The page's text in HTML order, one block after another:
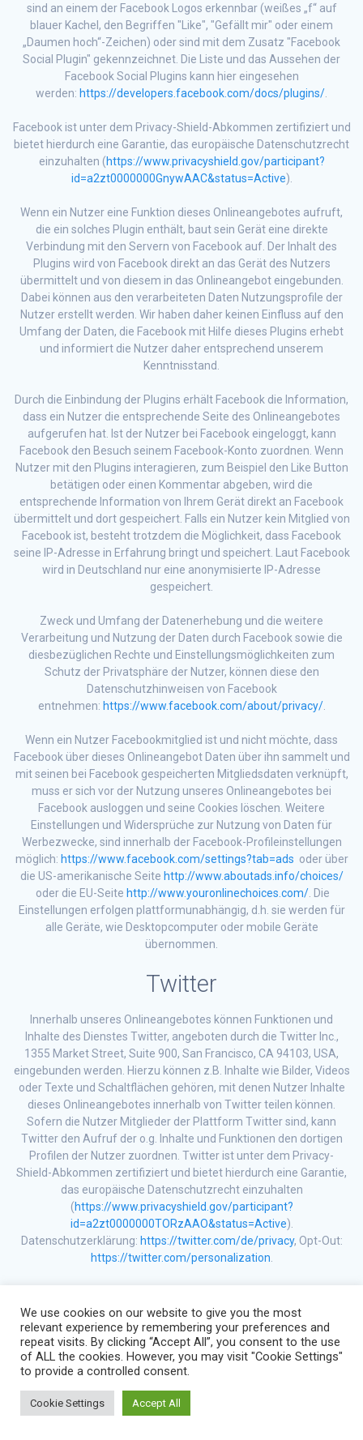
sind an einem der Facebook Logos erkennbar (weißes „f“ auf
blauer Kachel, den Begriffen "Like", "Gefällt mir" oder einem
„Daumen hoch“-Zeichen) oder sind mit dem Zusatz "Facebook
Social Plugin" gekennzeichnet. Die Liste und das Aussehen der
Facebook Social Plugins kann hier eingesehen
werden: https://developers.facebook.com/docs/plugins/
Facebook ist unter dem Privacy-Shield-Abkommen zertifiziert und
bietet hierdurch eine Garantie, das europäische Datenschutzrecht
einzuhalten (https://www.privacyshield.gov/participant?
id=a2zt0000000GnywAAC&status=Active).
Wenn ein Nutzer eine Funktion dieses Onlineangebotes aufruft,
die ein solches Plugin enthält, baut sein Gerät eine direkte
Verbindung mit den Servern von Facebook auf. Der Inhalt des
Plugins wird von Facebook direkt an das Gerät des Nutzers
übermittelt und von diesem in das Onlineangebot eingebunden.
Dabei können aus den verarbeiteten Daten Nutzungsprofile der
Nutzer erstellt werden. Wir haben daher keinen Einfluss auf den
Umfang der Daten, die Facebook mit Hilfe dieses Plugins erhebt
und informiert die Nutzer daher entsprechend unserem
Kenntnisstand.
Durch die Einbindung der Plugins erhält Facebook die Information,
dass ein Nutzer die entsprechende Seite des Onlineangebotes
aufgerufen hat. Ist der Nutzer bei Facebook eingeloggt, kann
Facebook den Besuch seinem Facebook-Konto zuordnen. Wenn
Nutzer mit den Plugins interagieren, zum Beispiel den Like Button
betätigen oder einen Kommentar abgeben, wird die
entsprechende Information von Ihrem Gerät direkt an Facebook
übermittelt und dort gespeichert. Falls ein Nutzer kein Mitglied von
Facebook ist, besteht trotzdem die Möglichkeit, dass Facebook
seine IP-Adresse in Erfahrung bringt und speichert. Laut Facebook
wird in Deutschland nur eine anonymisierte IP-Adresse
gespeichert.
Zweck und Umfang der Datenerhebung und die weitere
Verarbeitung und Nutzung der Daten durch Facebook sowie die
diesbezüglichen Rechte und Einstellungsmöglichkeiten zum
Schutz der Privatsphäre der Nutzer, können diese den
Datenschutzhinweisen von Facebook
entnehmen: https://www.facebook.com/about/privacy/.
Wenn ein Nutzer Facebookmitglied ist und nicht möchte, dass
Facebook über dieses Onlineangebot Daten über ihn sammelt und
mit seinen bei Facebook gespeicherten Mitgliedsdaten verknüpft,
muss er sich vor der Nutzung unseres Onlineangebotes bei
Facebook ausloggen und seine Cookies löschen. Weitere
Einstellungen und Widersprüche zur Nutzung von Daten für
Werbezwecke, sind innerhalb der Facebook-Profileinstellungen
möglich: https://www.facebook.com/settings?tab=ads oder über
die US-amerikanische Seite http://www.aboutads.info/choices/
oder die EU-Seite http://www.youronlinechoices.com/ . Die
Einstellungen erfolgen plattformunabhängig, d.h. sie werden für
alle Geräte, wie Desktopcomputer oder mobile Geräte
übernommen.
Twitter
Innerhalb unseres Onlineangebotes können Funktionen und
Inhalte des Dienstes Twitter, angeboten durch die Twitter Inc.,
1355 Market Street, Suite 900, San Francisco, CA 94103, USA,
eingebunden werden. Hierzu können z.B. Inhalte wie Bilder, Videos
oder Texte und Schaltflächen gehören, mit denen Nutzer Inhalte
dieses Onlineangebotes innerhalb von Twitter teilen können.
Sofern die Nutzer Mitglieder der Plattform Twitter sind, kann
Twitter den Aufruf der o.g. Inhalte und Funktionen den dortigen
Profilen der Nutzer zuordnen. Twitter ist unter dem Privacy-
Shield-Abkommen zertifiziert und bietet hierdurch eine Garantie,
das europäische Datenschutzrecht einzuhalten
(https://www.privacyshield.gov/participant?
id=a2zt0000000TORzAAO&status=Active).
Datenschutzerklärung: https://twitter.com/de/privacy, Opt-Out:
https://twitter.com/personalization
Innerhalb unseres Onlineangebotes können Funktionen und
Inhalte des Dienstes Instagram, angeboten durch die Instagram
Inc., 1601 Willow Road, Menlo Park, CA, 94025, USA, eingebunden
und Schaltflächen gehören, mit denen Nutzer Inhalte dieses
Onlineangebotes innerhalb von Instagram teilen können. Sofern
We use cookies on our website to give you the most
relevant experience by remembering your preferences and
repeat visits. By clicking “Accept All”, you consent to the use
of ALL the cookies. However, you may visit "Cookie Settings"
to provide a controlled consent.
Cookie Settings Accept All